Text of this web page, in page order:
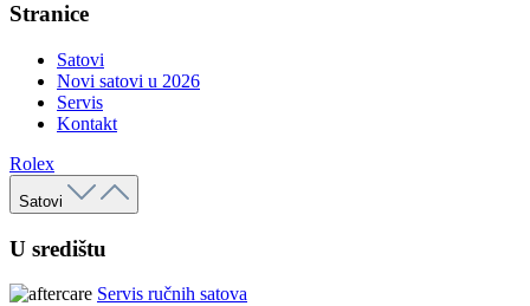
Stranice
Satovi
Novi satovi u 2026
Servis
Kontakt
Rolex
Satovi
U središtu
Servis ručnih satova